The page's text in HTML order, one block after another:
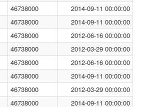
46738000
2014-09-11 00:00:00
46738000
2014-09-11 00:00:00
46738000
2012-06-16 00:00:00
46738000
2012-03-29 00:00:00
46738000
2012-06-16 00:00:00
46738000
2014-09-11 00:00:00
46738000
2012-03-29 00:00:00
46738000
2014-09-11 00:00:00